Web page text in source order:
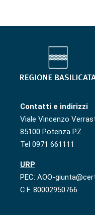
Contatti e indirizzi
Viale Vincenzo
85100 Potenza PZ
Tel 0971 661111
URP
PEC: AOO-
C.F. 80002950766